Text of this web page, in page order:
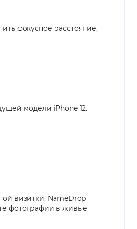
фокусное расстояние,
модели iPhone 12.
визитки. NameDrop
фотографии в живые